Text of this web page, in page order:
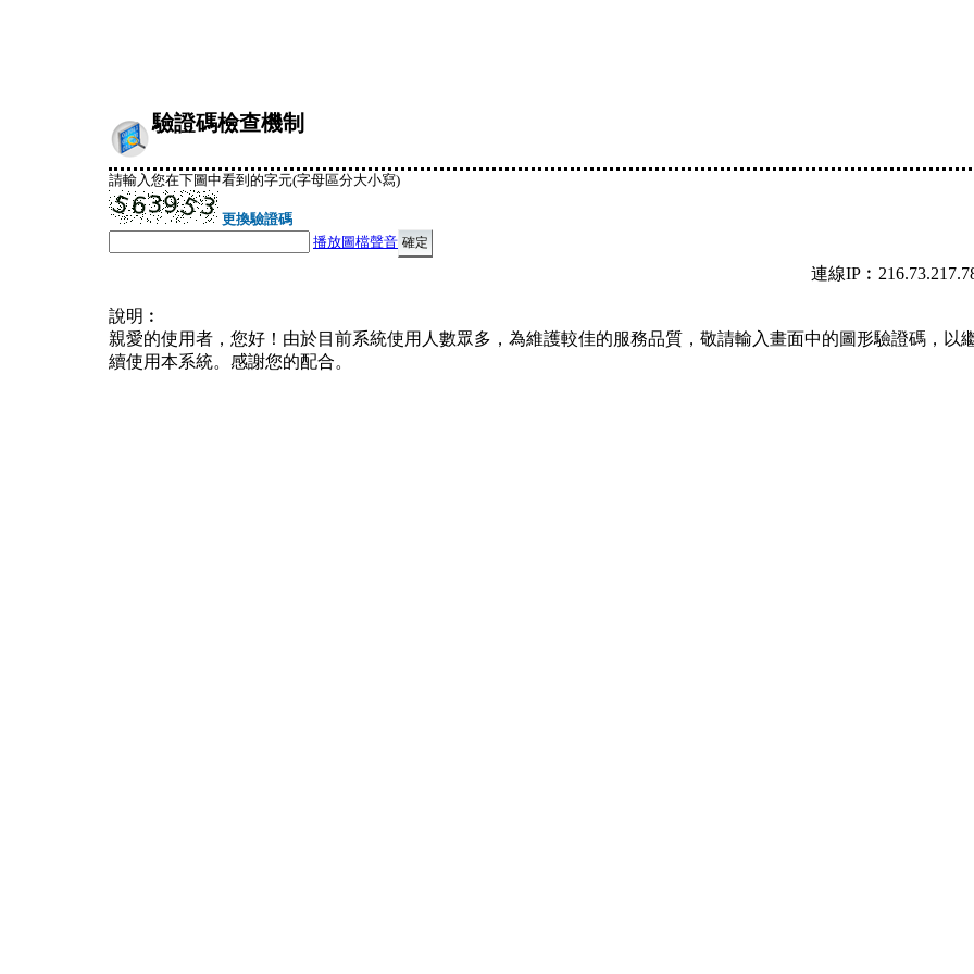
驗證碼檢查機制
請輸入您在下圖中看到的字元(字母區分大小寫)
更換驗證碼
播放圖檔聲音
連線
說明︰
親愛的使用者，您好！由於目前系統使用人數眾多，為維護較佳的服務品質，敬請輸入畫面中的圖形驗證碼，以
續使用本系統。感謝您的配合。